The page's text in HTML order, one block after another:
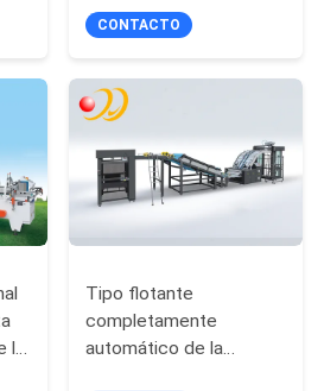
productividad
CONTACTO
la
Tipo flotante
completamente
automático de la